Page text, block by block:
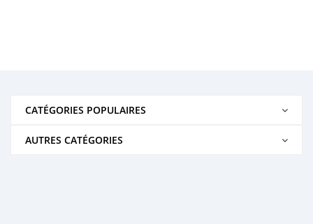
CATÉGORIES POPULAIRES
AUTRES CATÉGORIES